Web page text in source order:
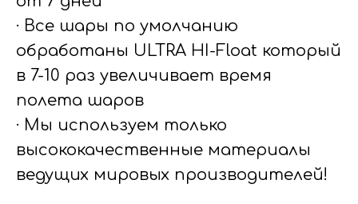
· Все шары по умолчанию
обработаны ULTRA HI-Float который
в 7-10 раз увеличивает время
полета шаров
· Мы используем только
высококачественные материалы
ведущих мировых производителей!